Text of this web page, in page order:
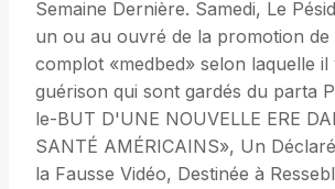
Semaine Dernière. Samedi, Le
un ou au ouvré de la promotion de
complot «medbed» selon laquelle il
guérison qui sont gardés du parta
le-BUT D'UNE NOUVELLE ERE
SANTÉ AMÉRICAINS», Un
la Fausse Vidéo, Destinée à